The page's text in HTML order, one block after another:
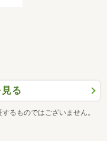
る
るものではございません。